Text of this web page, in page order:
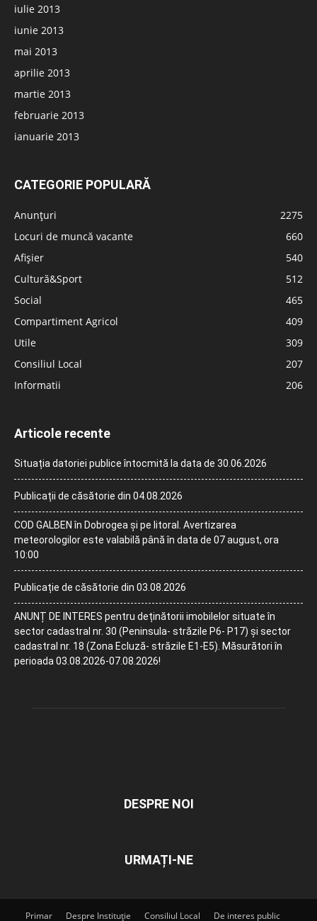
iulie 2013
iunie 2013
mai 2013
aprilie 2013
martie 2013
februarie 2013
ianuarie 2013
CATEGORIE POPULARĂ
Anunțuri
2275
Locuri de muncă vacante
660
Afișier
540
Cultură&Sport
512
Social
465
Compartiment Agricol
409
Utile
309
Consiliul Local
207
Informatii
206
Articole recente
Situația datoriei publice întocmită la data de 30.06.2026
Publicații de căsătorie din 04.08.2026
COD GALBEN în Dobrogea și pe litoral. Avertizarea
meteorologilor este valabilă până în data de 07 august, ora
10:00
Publicație de căsătorie din 03.08.2026
ANUNȚ DE INTERES pentru deținătorii imobilelor situate în
sector cadastral nr. 30 (Peninsula- străzile P6- P17) și sector
cadastral nr. 18 (Zona Ecluză- străzile E1-E5). Măsurători în
perioada 03.08.2026-07.08.2026!
DESPRE NOI
URMAȚI-NE
Primar Despre Instituție Consiliul Local De interes public